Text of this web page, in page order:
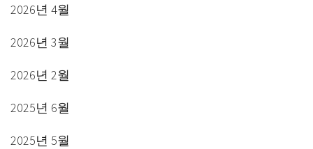
2026년 4월
2026년 3월
2026년 2월
2025년 6월
2025년 5월